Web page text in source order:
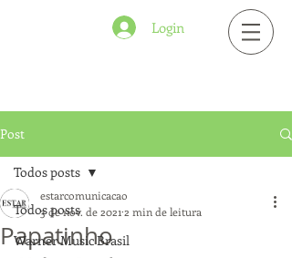
Login
Post
Todos posts
Warner Music Brasil
Todos posts
Papatinho
estarcomunicacao
3 de nov. de 2021 2 min de leitura